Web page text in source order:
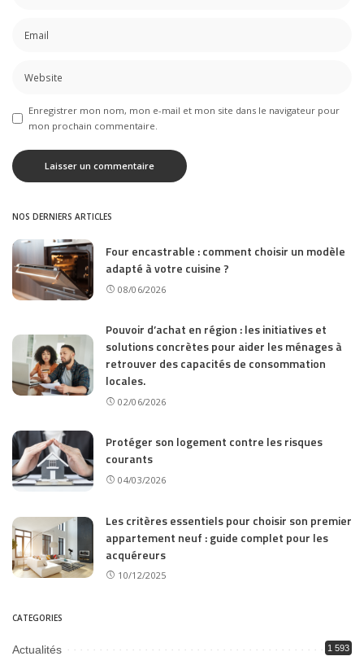
Enregistrer mon nom, mon e-mail et mon site dans le navigateur pour
mon prochain commentaire.
NOS DERNIERS ARTICLES
Four encastrable : comment choisir un modèle
adapté à votre cuisine ?
08/06/2026
Pouvoir d’achat en région : les initiatives et
solutions concrètes pour aider les ménages à
retrouver des capacités de consommation
locales.
02/06/2026
Protéger son logement contre les risques
courants
04/03/2026
Les critères essentiels pour choisir son premier
appartement neuf : guide complet pour les
acquéreurs
10/12/2025
CATEGORIES
Actualités 1 593